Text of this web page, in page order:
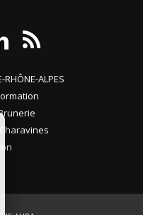
RHÔNE-ALPES